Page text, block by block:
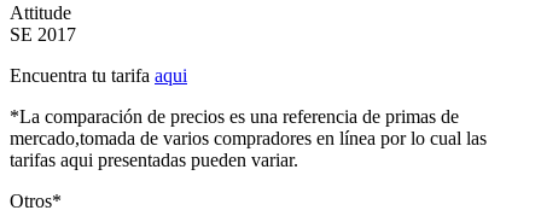
Attitude
SE 2017
Encuentra tu tarifa aqui
*La comparación de precios es una referencia de primas de
mercado,tomada de varios compradores en línea por lo cual las
tarifas aqui presentadas pueden variar.
Otros*